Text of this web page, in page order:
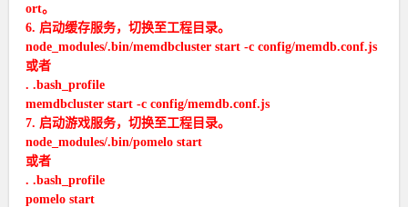
ort。
6. 启动缓存服务，切换至工程目录。
node_modules/.bin/memdbcluster start -c config/memdb.conf.js
或者
. .bash_profile
memdbcluster start -c config/memdb.conf.js
7. 启动游戏服务，切换至工程目录。
node_modules/.bin/pomelo start
或者
. .bash_profile
pomelo start